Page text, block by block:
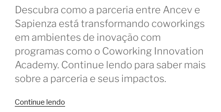
Descubra como a parceria entre Ancev e
Sapienza está transformando coworkings
em ambientes de inovação com
programas como o Coworking Innovation
Academy. Continue lendo para saber mais
sobre a parceria e seus impactos.
Continue lendo